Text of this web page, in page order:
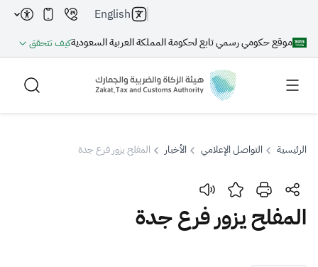
موقع حكومي رسمي تابع لحكومة المملكة العربية السعوديةكيف تتحقق
English
بحث
الرئيسية التواصل الإعلامي الأخبار المفلح يزور فرع جدة
المفلح يزور فرع جدة